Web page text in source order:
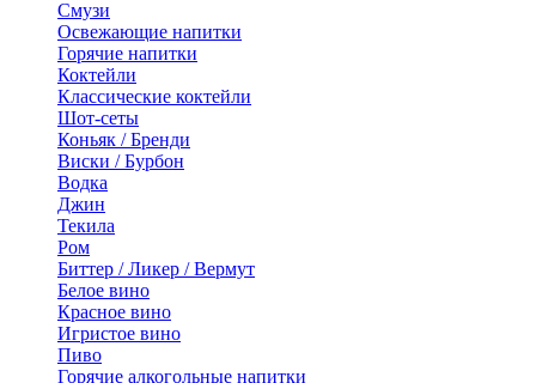
Смузи
Освежающие напитки
Горячие напитки
Коктейли
Классические коктейли
Шот-сеты
Коньяк / Бренди
Виски / Бурбон
Водка
Джин
Текила
Ром
Биттер / Ликер / Вермут
Белое вино
Красное вино
Игристое вино
Пиво
Горячие алкогольные напитки